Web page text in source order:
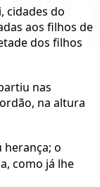
cidades do
aos filhos de
dos filhos
nas
na altura
herança; o
como já lhe